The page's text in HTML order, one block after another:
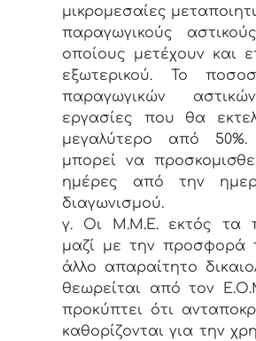
μικρομεσαίες
παραγωγικούς
οποίους μετέχουν και
εξωτερικού. Το
παραγωγικών
εργασίες που θα
μεγαλύτερο από
μπορεί να
ημέρες από την
διαγωνισμού.
γ. Οι Μ.Μ.Ε. εκτός τα
μαζί με την προσφορά
άλλο απαραίτητο
θεωρείται από τον
προκύπτει ότι
καθορίζονται για την